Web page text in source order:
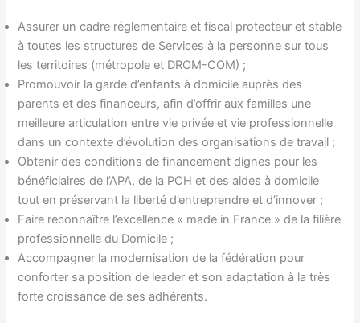
Assurer un cadre réglementaire et fiscal protecteur et stable
à toutes les structures de Services à la personne sur tous
les territoires (métropole et DROM-COM) ;
Promouvoir la garde d’enfants à domicile auprès des
parents et des financeurs, afin d’offrir aux familles une
meilleure articulation entre vie privée et vie professionnelle
dans un contexte d’évolution des organisations de travail ;
Obtenir des conditions de financement dignes pour les
bénéficiaires de l’APA, de la PCH et des aides à domicile
tout en préservant la liberté d’entreprendre et d’innover ;
Faire reconnaître l’excellence « made in France » de la filière
professionnelle du Domicile ;
Accompagner la modernisation de la fédération pour
conforter sa position de leader et son adaptation à la très
forte croissance de ses adhérents.